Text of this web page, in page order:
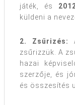
játék, és
küldeni a
2. Zsűrizés:
zsűrizzük. A
hazai
szerzője, és
és összesítés